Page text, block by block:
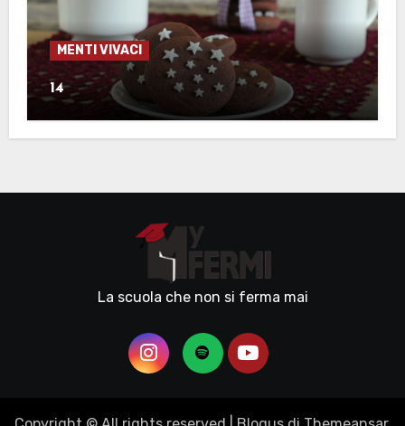
MENTI VIVACI
14
La scuola che non si ferma mai